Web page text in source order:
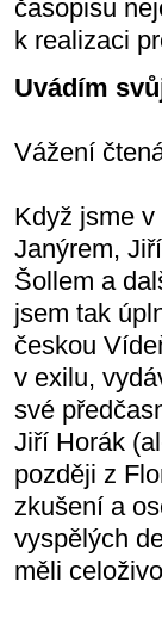
časopisu
k realizaci
Uvádím
Vážení
Když jsme
Janýrem,
Šollem a
jsem tak
českou
v exilu,
své
Jiří Horák
později z
zkušení a
vyspělých
měli